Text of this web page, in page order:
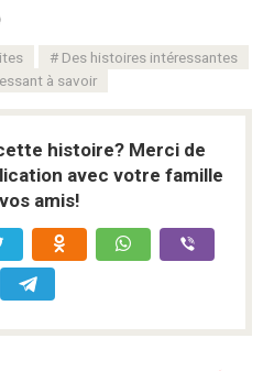
Des histoires intéressantes
à savoir
histoire? Merci de
avec votre famille
amis!